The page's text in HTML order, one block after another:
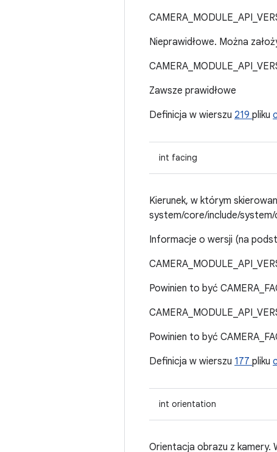
Nieprawidłowe. Można
Zawsze prawidłowe
Definicja w wierszu 219 pliku
int facing
Kierunek, w którym
system/core/include/system/
Informacje o wersji (na
Powinien to być
Powinien to być
Definicja w wierszu 177 pliku
int orientation
Orientacja obrazu z kamery.